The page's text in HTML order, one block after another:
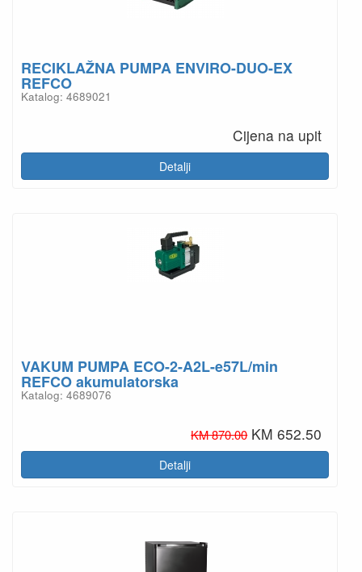
RECIKLAŽNA PUMPA ENVIRO-DUO-EX
REFCO
Katalog: 4689021
Cijena na upit
Detalji
VAKUM PUMPA ECO-2-A2L-e57L/min
REFCO akumulatorska
Katalog: 4689076
KM 870.00KM 652.50
Detalji